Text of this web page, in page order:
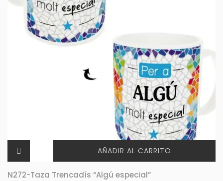
AÑADIR AL CARRITO
N272-Taza Trencadís “Algú especial”